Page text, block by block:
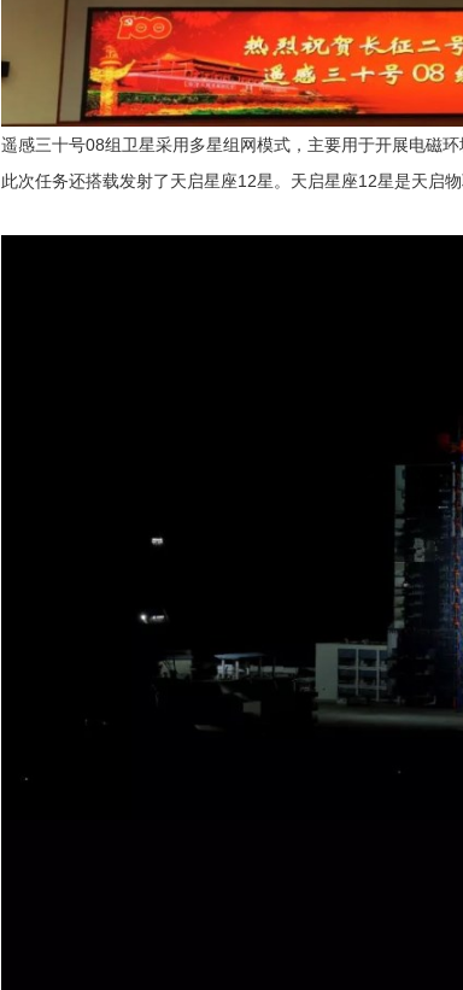
遥感三十号08组卫星采用多星组网模式，主要用于开展电磁环
此次任务还搭载发射了天启星座12星。天启星座12星是天启